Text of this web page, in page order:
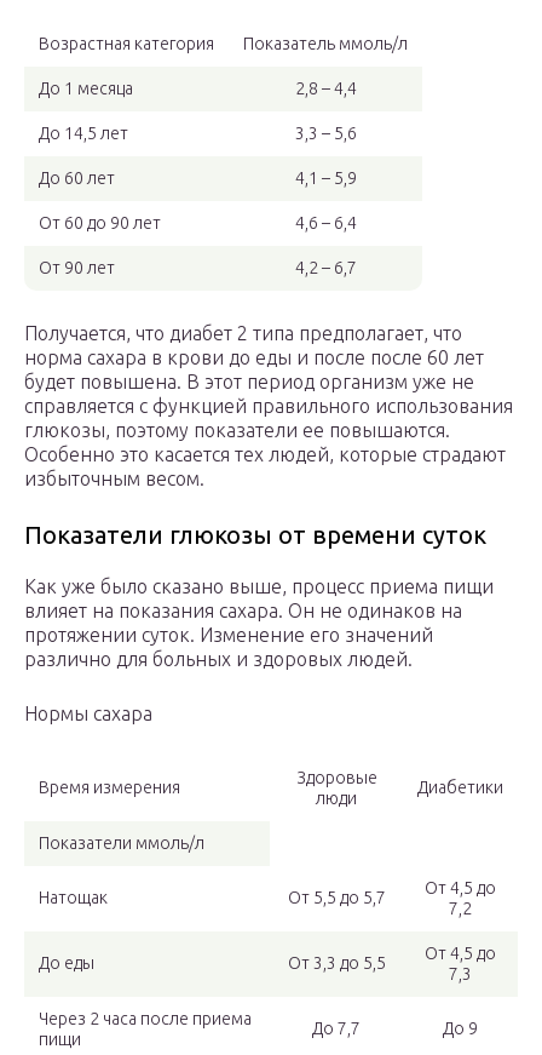
Возрастная категория Показатель ммоль/л
До 1 месяца 2,8 – 4,4
До 14,5 лет 3,3 – 5,6
До 60 лет 4,1 – 5,9
От 60 до 90 лет 4,6 – 6,4
От 90 лет 4,2 – 6,7
Получается, что диабет 2 типа предполагает, что
норма сахара в крови до еды и после после 60 лет
будет повышена. В этот период организм уже не
справляется с функцией правильного использования
глюкозы, поэтому показатели ее повышаются.
Особенно это касается тех людей, которые страдают
избыточным весом.
Показатели глюкозы от времени суток
Как уже было сказано выше, процесс приема пищи
влияет на показания сахара. Он не одинаков на
протяжении суток. Изменение его значений
различно для больных и здоровых людей.
Нормы сахара
Время измерения
Здоровые
люди
Диабетики
Показатели ммоль/л
Натощак От 5,5 до 5,7
От 4,5 до
7,2
До еды От 3,3 до 5,5
От 4,5 до
7,3
Через 2 часа после приема
пищи
До 7,7 До 9